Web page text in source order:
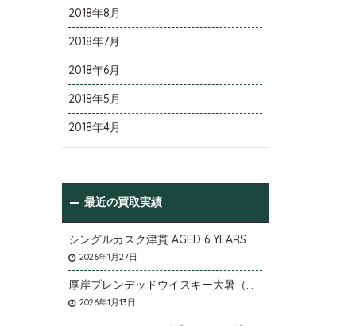
2018年8月
2018年7月
2018年6月
2018年5月
2018年4月
最近の買取実績
シングルカスク津貫 AGED 6 YEARS Cask No.T12を大阪府枚方市のお客様より店頭買取いたしました。
2026年1月27日
厚岸ブレンデッドウイスキー大暑（たいしょ）を大阪府寝屋川市のお客様より店頭買取いたしました。
2026年1月13日